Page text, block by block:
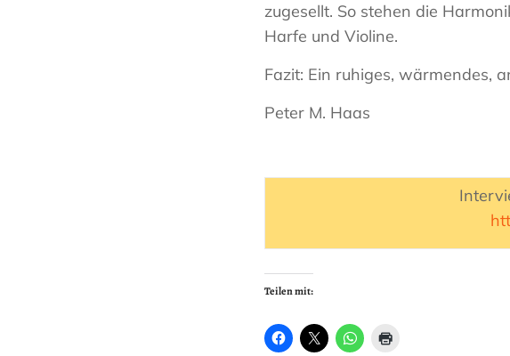
zugesellt. So stehen die
Harfe und Violine.
Fazit: Ein ruhiges, wärmendes,
Peter M. Haas
Teilen mit: